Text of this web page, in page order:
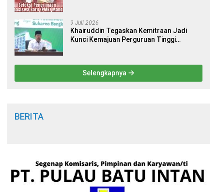
9 Juli 2026
Khairuddin Tegaskan Kemitraan Jadi
Kunci Kemajuan Perguruan Tinggi
Selengkapnya
BERITA